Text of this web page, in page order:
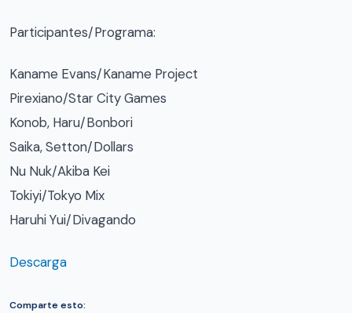
Participantes/Programa:
Kaname Evans/Kaname Project
Pirexiano/Star City Games
Konob, Haru/Bonbori
Saika, Setton/Dollars
Nu Nuk/Akiba Kei
Tokiyi/Tokyo Mix
Haruhi Yui/Divagando
Descarga
Comparte esto: